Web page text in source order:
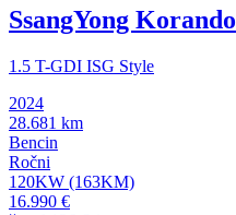
SsangYong Korando
1.5 T-GDI ISG Style
2024
28.681 km
Bencin
Ročni
120KW (163KM)
16.990 €